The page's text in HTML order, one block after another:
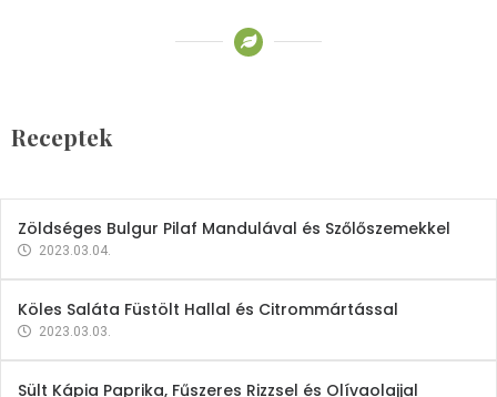
Receptek
2023.03.06.
Zöldséges Bulgur Pilaf Mandulával és Szőlőszemekkel
2023.03.04.
Köles Saláta Füstölt Hallal és Citrommártással
2023.03.03.
Sült Kápia Paprika, Fűszeres Rizzsel és Olívaolajjal